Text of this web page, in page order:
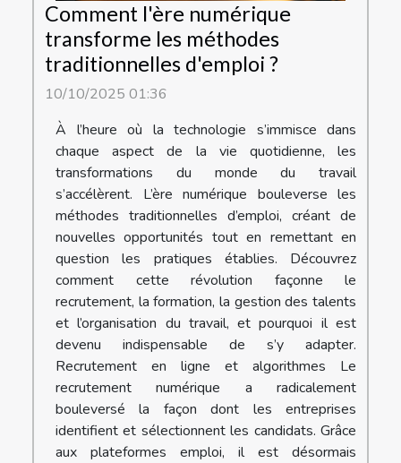
Comment l'ère numérique
transforme les méthodes
traditionnelles d'emploi ?
10/10/2025 01:36
À l’heure où la technologie s’immisce dans
chaque aspect de la vie quotidienne, les
transformations du monde du travail
s’accélèrent. L’ère numérique bouleverse les
méthodes traditionnelles d’emploi, créant de
nouvelles opportunités tout en remettant en
question les pratiques établies. Découvrez
comment cette révolution façonne le
recrutement, la formation, la gestion des talents
et l’organisation du travail, et pourquoi il est
devenu indispensable de s’y adapter.
Recrutement en ligne et algorithmes Le
recrutement numérique a radicalement
bouleversé la façon dont les entreprises
identifient et sélectionnent les candidats. Grâce
aux plateformes emploi, il est désormais